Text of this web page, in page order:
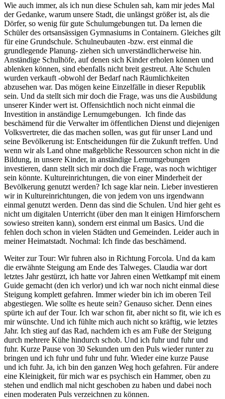
Wie auch immer, als ich nun diese Schulen sah, kam mir jedes Mal
der Gedanke, warum unsere Stadt, die unlängst größer ist, als die
Dörfer, so wenig für gute Schulumgebungen tut. Da lernen die
Schüler des ortsansässigen Gymnasiums in Containern. Gleiches gilt
für eine Grundschule. Schulneubauten -bzw. erst einmal die
grundlegende Planung- ziehen sich unverständlicherweise hin.
Anständige Schulhöfe, auf denen sich Kinder erholen können und
ablenken können, sind ebenfalls nicht breit gestreut. Alte Schulen
wurden verkauft -obwohl der Bedarf nach Räumlichkeiten
abzusehen war. Das mögen keine Einzelfälle in dieser Republik
sein. Und da stellt sich mir doch die Frage, was uns die Ausbildung
unserer Kinder wert ist. Offensichtlich noch nicht einmal die
Investition in anständige Lernumgebungen. Ich finde das
beschämend für die Verwalter im öffentlichen Dienst und diejenigen
Volksvertreter, die das machen sollen, was gut für unser Land und
seine Bevölkerung ist: Entscheidungen für die Zukunft treffen. Und
wenn wir als Land ohne maßgebliche Ressourcen schon nicht in die
Bildung, in unsere Kinder, in anständige Lernumgebungen
investieren, dann stellt sich mir doch die Frage, was noch wichtiger
sein könnte. Kultureinrichtungen, die von einer Minderheit der
Bevölkerung genutzt werden? Ich sage klar nein. Lieber investieren
wir in Kultureinrichtungen, die von jedem von uns irgendwann
einmal genutzt werden. Denn das sind die Schulen. Und hier geht es
nicht um digitalen Unterricht (über den man lt einigen Hirnforschern
sowieso streiten kann), sondern erst einmal um Basics. Und die
fehlen doch schon in vielen Städten und Gemeinden. Leider auch in
meiner Heimatstadt. Nochmal: Ich finde das beschämend.
Weiter zur Tour: Wir fuhren also in Richtung Forcola. Und da kam
die erwähnte Steigung am Ende des Talweges. Claudia war dort
letztes Jahr gestürzt, ich hatte vor Jahren einen Wettkampf mit einem
Guide gemacht (den ich verlor) und ich war noch nicht einmal diese
Steigung komplett gefahren. Immer wieder bin ich im oberen Teil
abgestiegen. Wie sollte es heute sein? Genauso sicher. Denn eines
spürte ich auf der Tour. Ich war schon fit, aber nicht so fit, wie ich es
mir wünschte. Und ich fühlte mich auch nicht so kräftig, wie letztes
Jahr. Ich stieg auf das Rad, nachdem ich es am Fuße der Steigung
durch mehrere Kühe hindurch schob. Und ich fuhr und fuhr und
fuhr. Kurze Pause von 30 Sekunden um den Puls wieder runter zu
bringen und ich fuhr und fuhr und fuhr. Wieder eine kurze Pause
und ich fuhr. Ja, ich bin den ganzen Weg hoch gefahren. Für andere
eine Kleinigkeit, für mich war es psychisch ein Hammer, oben zu
stehen und endlich mal nicht geschoben zu haben und dabei noch
einen moderaten Puls verzeichnen zu können.